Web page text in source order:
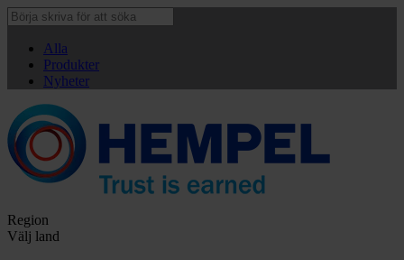
Alla
Produkter
Nyheter
Region
Välj land